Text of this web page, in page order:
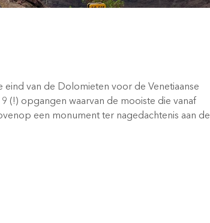
van de Dolomieten voor de Venetiaanse
(!) opgangen waarvan de mooiste die vanaf
een monument ter nagedachtenis aan de